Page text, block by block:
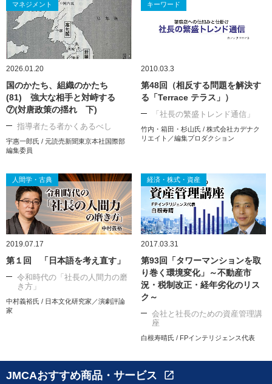
マネジメント
2026.01.20
国のかたち、組織のかたち
(81) 強大な相手と対峙する
⑦(対唐政策の揺れ 下)
指導者たる者かくあるべし
宇惠一郎氏 / 元読売新聞東京本社国際部
編集委員
キーワード
2010.03.3
第48回（相反する問題を解決す
る「Terrace テラス」）
「社長の繁盛トレンド通信」
竹内・箱田・杉山氏 / 株式会社カデナク
リエイト／編集プロダクション
人間学・古典
2019.07.17
第１回 「日本語を考え直す」
令和時代の「社長の人間力の磨
き方」
中村義裕氏 / 日本文化研究家／演劇評論
家
経済・株式・資産
2017.03.31
第93回「タワーマンションを取
り巻く環境変化」～不動産市
況・税制改正・経年劣化のリス
ク～
会社と社長のための資産管理講
座
白根寿晴氏 / FPインテリジェンス代表
JMCAおすすめ商品・サービス open_in_new